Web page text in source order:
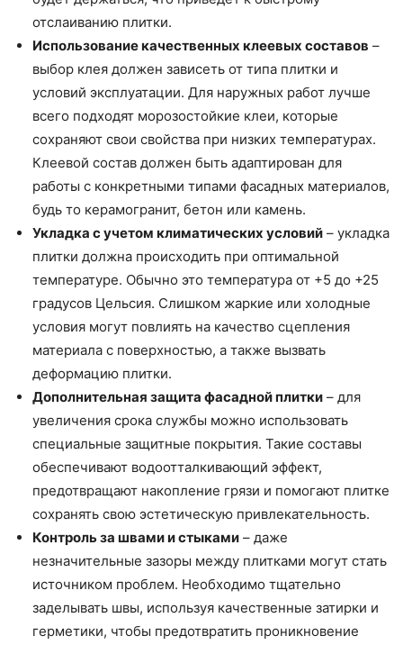
отслаиванию плитки.
Использование качественных клеевых составов –
выбор клея должен зависеть от типа плитки и
условий эксплуатации. Для наружных работ лучше
всего подходят морозостойкие клеи, которые
сохраняют свои свойства при низких температурах.
Клеевой состав должен быть адаптирован для
работы с конкретными типами фасадных материалов,
будь то керамогранит, бетон или камень.
Укладка с учетом климатических условий – укладка
плитки должна происходить при оптимальной
температуре. Обычно это температура от +5 до +25
градусов Цельсия. Слишком жаркие или холодные
условия могут повлиять на качество сцепления
материала с поверхностью, а также вызвать
деформацию плитки.
Дополнительная защита фасадной плитки – для
увеличения срока службы можно использовать
специальные защитные покрытия. Такие составы
обеспечивают водоотталкивающий эффект,
предотвращают накопление грязи и помогают плитке
сохранять свою эстетическую привлекательность.
Контроль за швами и стыками – даже
незначительные зазоры между плитками могут стать
источником проблем. Необходимо тщательно
заделывать швы, используя качественные затирки и
герметики, чтобы предотвратить проникновение